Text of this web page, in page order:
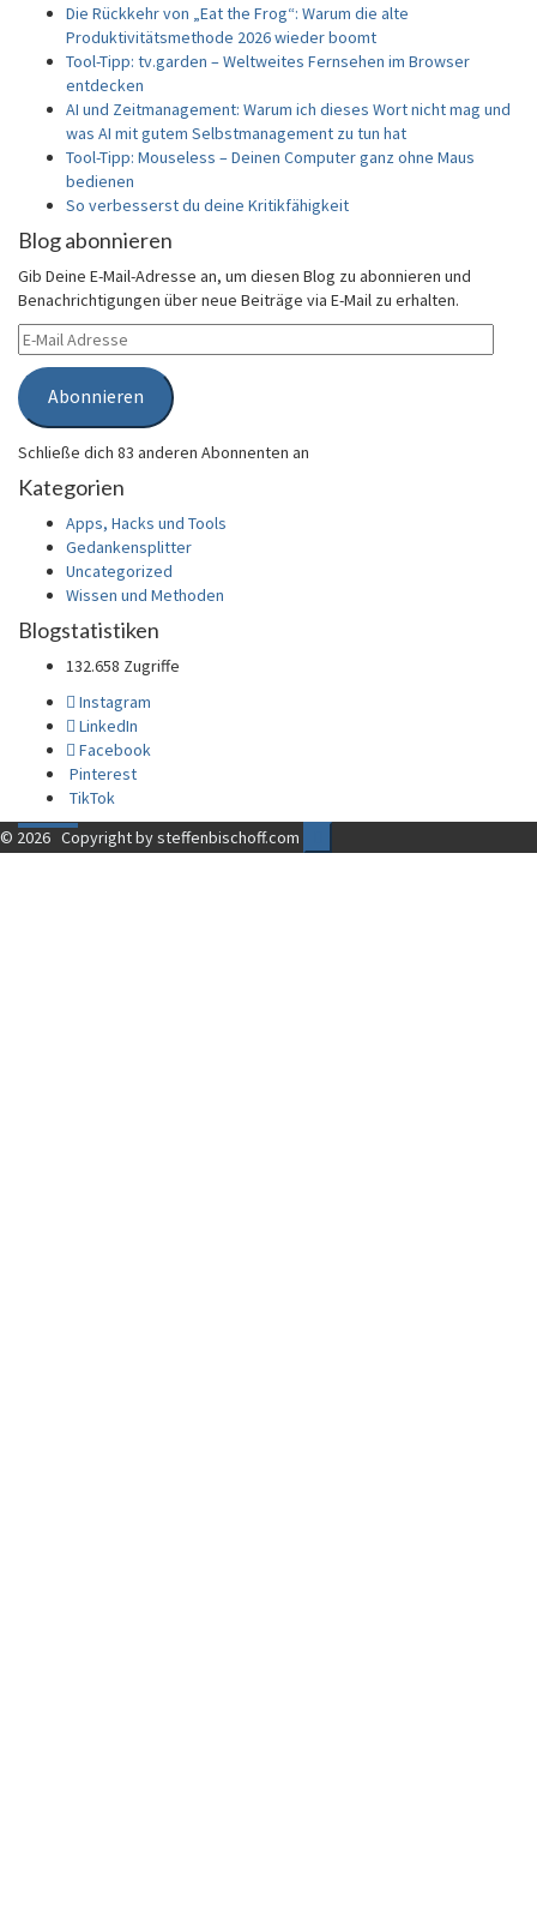
Die Rückkehr von „Eat the Frog“: Warum die alte
Produktivitätsmethode 2026 wieder boomt
Tool-Tipp: tv.garden – Weltweites Fernsehen im Browser
entdecken
AI und Zeitmanagement: Warum ich dieses Wort nicht mag und
was AI mit gutem Selbstmanagement zu tun hat
Tool-Tipp: Mouseless – Deinen Computer ganz ohne Maus
bedienen
So verbesserst du deine Kritikfähigkeit
Blog abonnieren
Gib Deine E-Mail-Adresse an, um diesen Blog zu abonnieren und
Benachrichtigungen über neue Beiträge via E-Mail zu erhalten.
E-
Mail
Adresse
Abonnieren
Schließe dich 83 anderen Abonnenten an
Kategorien
Apps, Hacks und Tools
Gedankensplitter
Uncategorized
Wissen und Methoden
Blogstatistiken
132.658 Zugriffe
Instagram
LinkedIn
Facebook
Pinterest
TikTok
© 2026 Copyright by steffenbischoff.com